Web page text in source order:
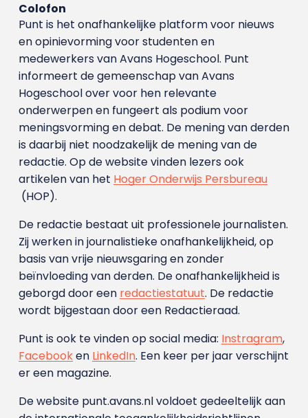
Colofon
Punt is het onafhankelijke platform voor nieuws
en opinievorming voor studenten en
medewerkers van Avans Hoge­school. Punt
informeert de gemeenschap van Avans
Hogeschool over voor hen relevante
onderwerpen en fungeert als podium voor
meningsvorming en debat. De mening van derden
is daarbij niet noodzakelijk de mening van de
redactie. Op de website vinden lezers ook
artikelen van het Hoger Onderwijs Persbureau
(HOP).
De redactie bestaat uit professionele journalisten.
Zij werken in journalistieke onafhankelijkheid, op
basis van vrije nieuwsgaring en zonder
beïnvloeding van derden. De onafhankelijkheid is
geborgd door een redactiestatuut. De redactie
wordt bijgestaan door een Redactieraad.
Punt is ook te vinden op social media: Instragram,
Facebooken LinkedIn. Een keer per jaar verschijnt
er een magazine.
De website punt.avans.nl voldoet gedeeltelijk aan